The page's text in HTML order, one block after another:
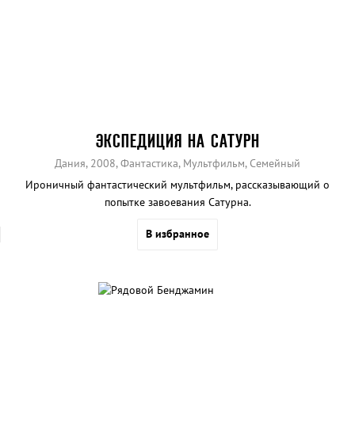
ЭКСПЕДИЦИЯ НА САТУРН
Дания, 2008, Фантастика, Мультфильм, Семейный
Ироничный фантастический мультфильм, рассказывающий о
попытке завоевания Сатурна.
В избранное